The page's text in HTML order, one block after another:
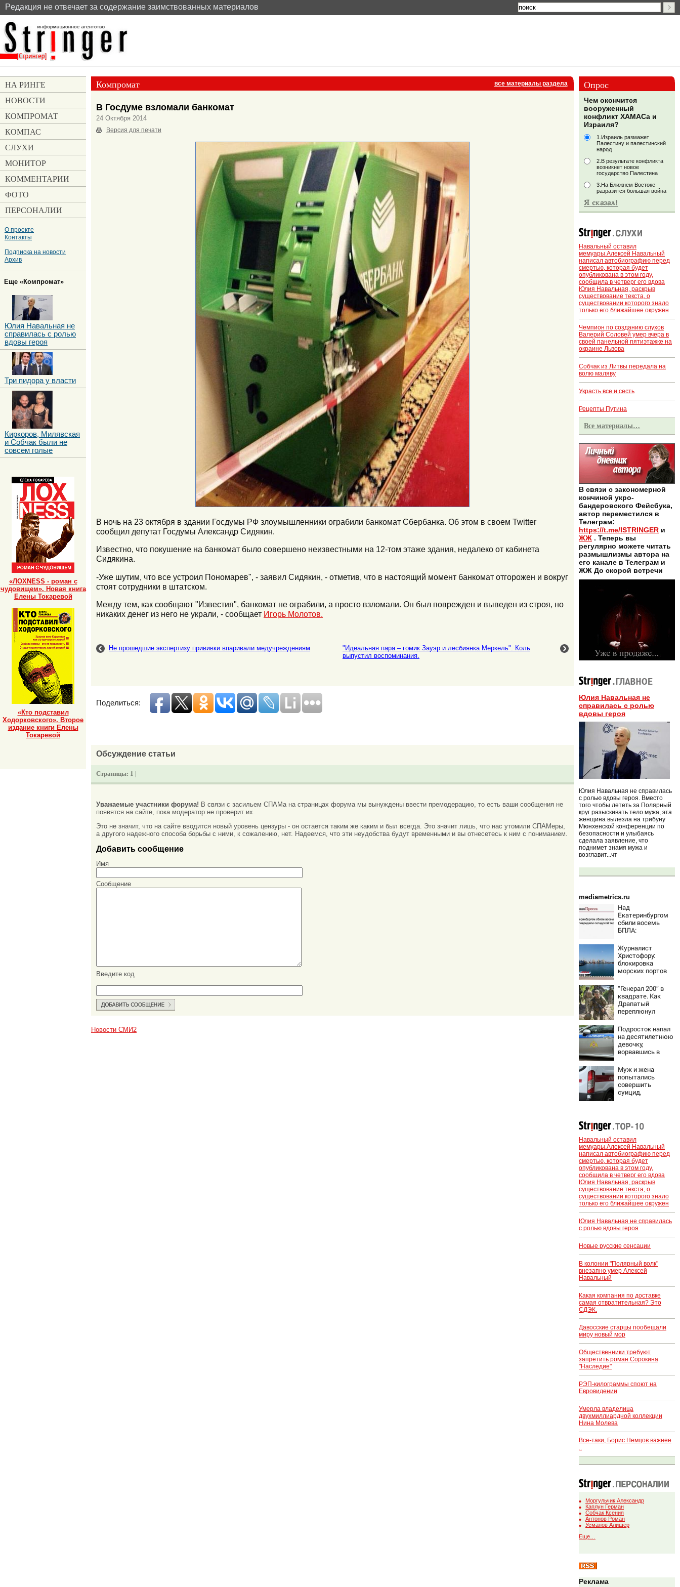
Pедакция не отвечает за содержание заимствованных материалов
Компромат все материалы раздела
В Госдуме взломали банкомат
24 Октября 2014
Версия для печати
В ночь на 23 октября в здании Госдумы РФ злоумышленники ограбили банкомат Сбербанка. Об этом в своем Twitter
сообщил депутат Госдумы Александр Сидякин.
Известно, что покушение на банкомат было совершено неизвестными на 12-том этаже здания, недалеко от кабинета
Сидякина.
-Уже шутим, что все устроил Пономарев", - заявил Сидякин, - отметив, что в настоящий момент банкомат отгорожен и вокруг
стоят сотрудники в штатском.
Между тем, как сообщают "Известия", банкомат не ограбили, а просто взломали. Он был поврежден и выведен из строя, но
никаких денег из него не украли, - сообщает Игорь Молотов.
Не прошедшие экспертизу прививки впаривали медучреждениям
"Идеальная пара – гомик Зауэр и лесбиянка Меркель". Коль
выпустил воспоминания.
Поделиться:
Обсуждение статьи
Страницы: 1 |
Уважаемые участники форума! В связи с засильем СПАМа на страницах форума мы вынуждены ввести премодерацию, то есть ваши сообщения не
появятся на сайте, пока модератор не проверит их.
Это не значит, что на сайте вводится новый уровень цензуры - он остается таким же каким и был всегда. Это значит лишь, что нас утомили СПАМеры,
а другого надежного способа борьбы с ними, к сожалению, нет. Надеемся, что эти неудобства будут временными и вы отнесетесь к ним с пониманием.
Добавить сообщение
Имя
Сообщение
Введите код
Новости СМИ2
Опрос
Чем окончится
вооруженный
конфликт ХАМАСа и
Израиля?
1.Израиль размажет
Палестину и палестинский
народ
2.В результате конфликта
возникнет новое
государство Палестина
3.На Ближнем Востоке
разразится большая война
Навальный оставил
мемуары.Алексей Навальный
написал автобиографию перед
смертью, которая будет
опубликована в этом году,
сообщила в четверг его вдова
Юлия Навальная, раскрыв
существование текста, о
существовании которого знало
только его ближайшее окружен
Чемпион по созданию слухов
Валерий Соловей умер вчера в
своей панельной пятиэтажке на
окраине Львова
Собчак из Литвы передала на
волю маляву
Украсть все и сесть
Рецепты Путина
Все материалы…
В связи с закономерной
кончиной укро-
бандеровского Фейсбука,
автор переместился в
Телеграм:
https://t.me/ISTRINGER и
ЖЖ . Теперь вы
регулярно можете читать
размышлизмы автора на
его канале в Телеграм и
ЖЖ До скорой встречи
Юлия Навальная не
справилась с ролью
вдовы героя
Юлия Навальная не справилась
с ролью вдовы героя. Вместо
того чтобы лететь за Полярный
круг разыскивать тело мужа, эта
женщина вылезла на трибуну
Мюнхенской конференции по
безопасности и улыбаясь
сделала заявление, что
поднимет знамя мужа и
возглавит...чт
mediametrics.ru
Над
Екатеринбургом
сбили восемь
БПЛА:
800 сотрудников
Wildberries
Журналист
Христофору:
блокировка
морских портов
для Украины
“Генерал 200” в
квадрате. Как
Драпатый
переплюнул
Подросток напал
на десятилетнюю
девочку,
ворвавшись в
Муж и жена
попытались
совершить
суицид,
Навальный оставил
мемуары.Алексей Навальный
написал автобиографию перед
смертью, которая будет
опубликована в этом году,
сообщила в четверг его вдова
Юлия Навальная, раскрыв
существование текста, о
существовании которого знало
только его ближайшее окружен
Юлия Навальная не справилась
с ролью вдовы героя
Новые русские сенсации
В колонии "Полярный волк"
внезапно умер Алексей
Навальный
Какая компания по доставке
самая отвратительная? Это
СДЭК.
Давосские старцы пообещали
миру новый мор
Общественники требуют
запретить роман Сорокина
"Наследие"
РЭП-килограммы споют на
Евровидении
Умерла владелица
двухмиллиардной коллекции
Нина Молева
Все-таки, Борис Немцов важнее
..
Моргульчик Александр
Каплун Герман
Собчак Ксения
Антонов Роман
Усманов Алишер
Еще…
Реклама
НА РИНГЕ
НОВОСТИ
КОМПРОМАТ
КОМПАС
СЛУХИ
МОНИТОР
КОММЕНТАРИИ
ФОТО
ПЕРСОНАЛИИ
О проекте
Контакты
Подписка на новости
Архив
Еще «Компромат»
Юлия Навальная не
справилась с ролью
вдовы героя
Три пидора у власти
Киркоров, Милявская
и Собчак были не
совсем голые
«ЛОХNESS - роман с
чудовищем». Новая книга
Елены Токаревой
«Кто подставил
Ходорковского». Второе
издание книги Елены
Токаревой